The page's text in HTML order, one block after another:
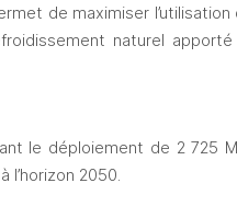
de maximiser
naturel apporté
le déploiement de 2 725
l’horizon 2050.